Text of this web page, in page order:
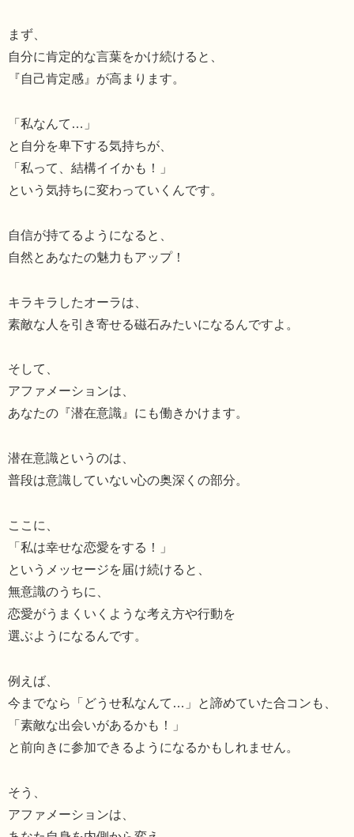
まず、
自分に肯定的な言葉をかけ続けると、
『自己肯定感』が高まります。
「私なんて…」
と自分を卑下する気持ちが、
「私って、結構イイかも！」
という気持ちに変わっていくんです。
自信が持てるようになると、
自然とあなたの魅力もアップ！
キラキラしたオーラは、
素敵な人を引き寄せる磁石みたいになるんですよ。
そして、
アファメーションは、
あなたの『潜在意識』にも働きかけます。
潜在意識というのは、
普段は意識していない心の奥深くの部分。
ここに、
「私は幸せな恋愛をする！」
というメッセージを届け続けると、
無意識のうちに、
恋愛がうまくいくような考え方や行動を
選ぶようになるんです。
例えば、
今までなら「どうせ私なんて…」と諦めていた合コンも、
「素敵な出会いがあるかも！」
と前向きに参加できるようになるかもしれません。
そう、
アファメーションは、